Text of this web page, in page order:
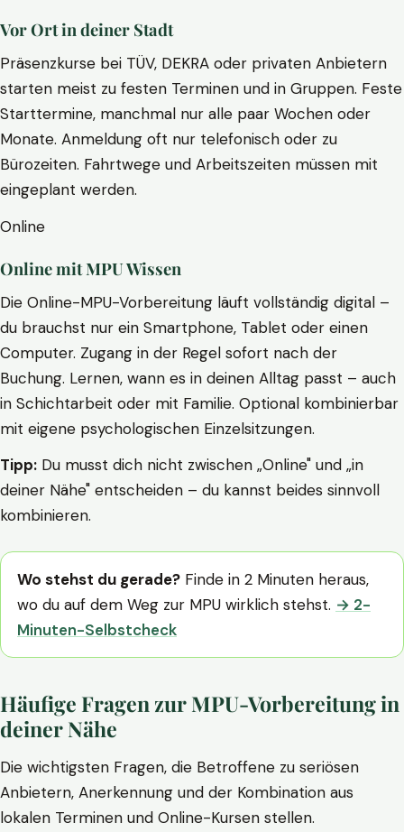
Vor Ort in deiner Stadt
Präsenzkurse bei TÜV, DEKRA oder privaten Anbietern
starten meist zu festen Terminen und in Gruppen. Feste
Starttermine, manchmal nur alle paar Wochen oder
Monate. Anmeldung oft nur telefonisch oder zu
Bürozeiten. Fahrtwege und Arbeitszeiten müssen mit
eingeplant werden.
Online
Online mit MPU Wissen
Die Online-MPU-Vorbereitung läuft vollständig digital –
du brauchst nur ein Smartphone, Tablet oder einen
Computer. Zugang in der Regel sofort nach der
Buchung. Lernen, wann es in deinen Alltag passt – auch
in Schichtarbeit oder mit Familie. Optional kombinierbar
mit eigene psychologischen Einzelsitzungen.
Tipp: Du musst dich nicht zwischen „Online" und „in
deiner Nähe" entscheiden – du kannst beides sinnvoll
kombinieren.
Wo stehst du gerade? Finde in 2 Minuten heraus,
wo du auf dem Weg zur MPU wirklich stehst. → 2-
Minuten-Selbstcheck
Häufige Fragen zur MPU-Vorbereitung in
deiner Nähe
Die wichtigsten Fragen, die Betroffene zu seriösen
Anbietern, Anerkennung und der Kombination aus
lokalen Terminen und Online-Kursen stellen.